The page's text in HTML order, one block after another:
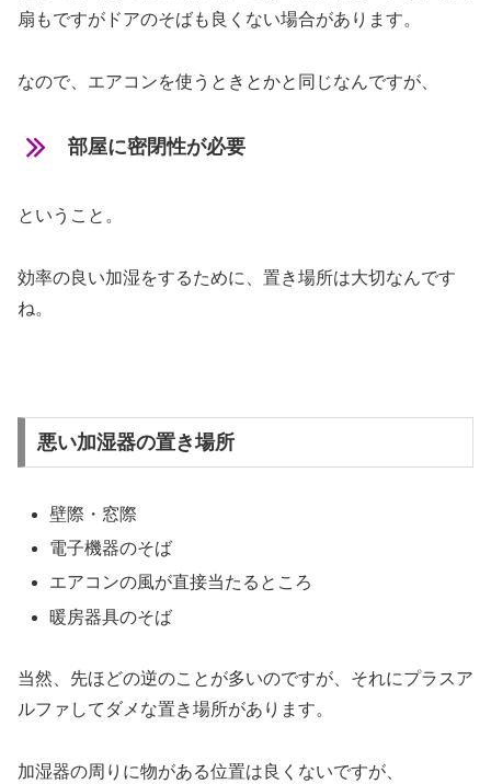
扇もですがドアのそばも良くない場合があります。
なので、エアコンを使うときとかと同じなんですが、
部屋に密閉性が必要
ということ。
効率の良い加湿をするために、置き場所は大切なんです
ね。
悪い加湿器の置き場所
壁際・窓際
電子機器のそば
エアコンの風が直接当たるところ
暖房器具のそば
当然、先ほどの逆のことが多いのですが、それにプラスア
ルファしてダメな置き場所があります。
加湿器の周りに物がある位置は良くないですが、